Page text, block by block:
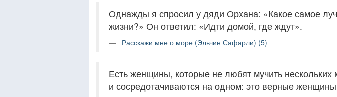
Однажды я спросил у дяди Орхана: «Какое самое
жизни?» Он ответил: «Идти домой, где ждут».
Расскажи мне о море (Эльчин Сафарли) (5)
Есть женщины, которые не любят мучить нескольких
и сосредотачиваются на одном: это верные